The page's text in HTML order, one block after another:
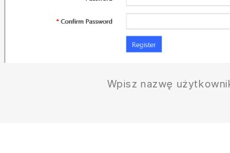
Wpisz nazwę